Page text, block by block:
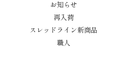
お知らせ
再入荷
スレッドライン新商品
職人